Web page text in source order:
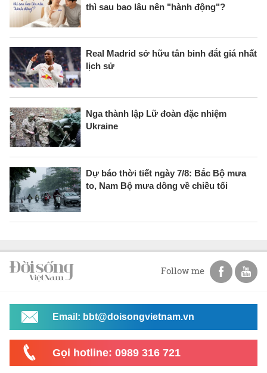
thì sau bao lâu nên "hành động"?
Real Madrid sở hữu tân binh đắt giá nhất
lịch sử
Nga thành lập Lữ đoàn đặc nhiệm
Ukraine
Dự báo thời tiết ngày 7/8: Bắc Bộ mưa
to, Nam Bộ mưa dông về chiều tối
Follow me
Email: bbt@doisongvietnam.vn
Gọi hotline: 0989 316 721